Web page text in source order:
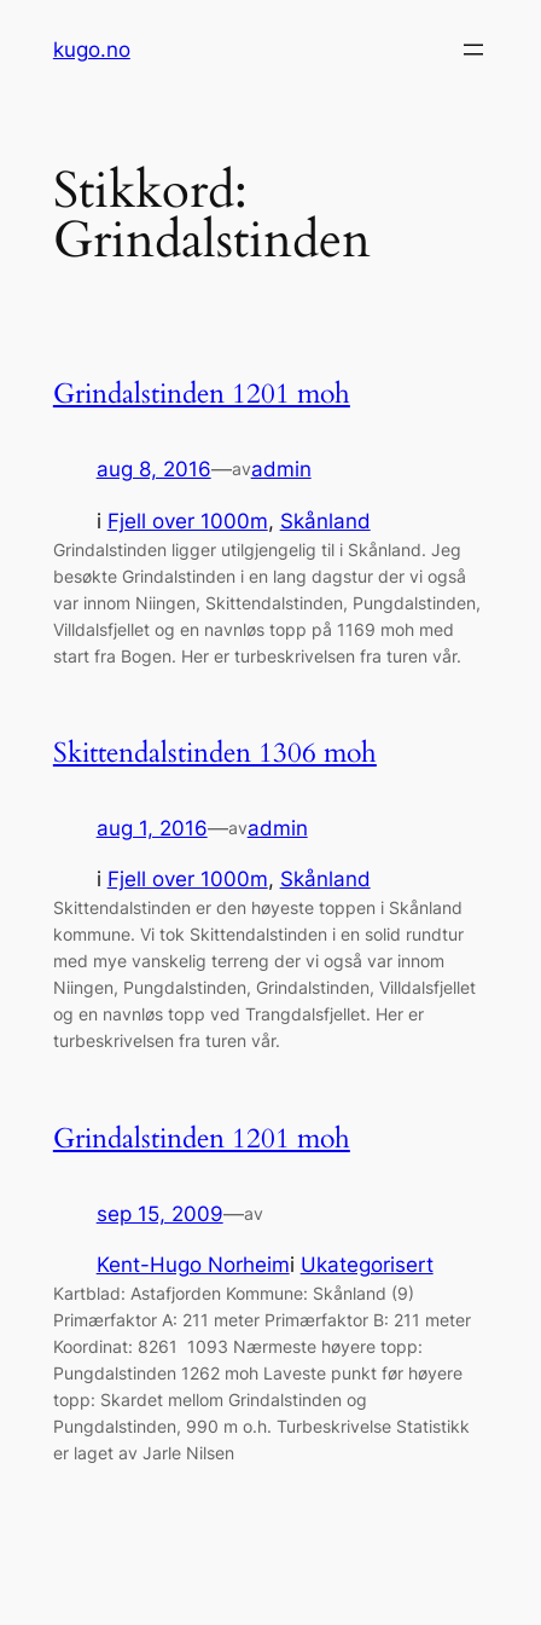
kugo.no
Stikkord:
Grindalstinden
Grindalstinden 1201 moh
aug 8, 2016—avadmin
i Fjell over 1000m, Skånland
Grindalstinden ligger utilgjengelig til i Skånland. Jeg
besøkte Grindalstinden i en lang dagstur der vi også
var innom Niingen, Skittendalstinden, Pungdalstinden,
Villdalsfjellet og en navnløs topp på 1169 moh med
start fra Bogen. Her er turbeskrivelsen fra turen vår.
Skittendalstinden 1306 moh
aug 1, 2016—avadmin
i Fjell over 1000m, Skånland
Skittendalstinden er den høyeste toppen i Skånland
kommune. Vi tok Skittendalstinden i en solid rundtur
med mye vanskelig terreng der vi også var innom
Niingen, Pungdalstinden, Grindalstinden, Villdalsfjellet
og en navnløs topp ved Trangdalsfjellet. Her er
turbeskrivelsen fra turen vår.
Grindalstinden 1201 moh
sep 15, 2009—av
Kent-Hugo Norheimi Ukategorisert
Kartblad: Astafjorden Kommune: Skånland (9)
Primærfaktor A: 211 meter Primærfaktor B: 211 meter
Koordinat: 8261 1093 Nærmeste høyere topp:
Pungdalstinden 1262 moh Laveste punkt før høyere
topp: Skardet mellom Grindalstinden og
Pungdalstinden, 990 m o.h. Turbeskrivelse Statistikk
er laget av Jarle Nilsen